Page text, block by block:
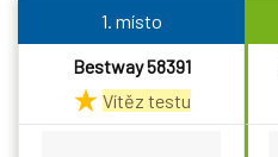
1. místo
Bestway 58391
Vítěz testu